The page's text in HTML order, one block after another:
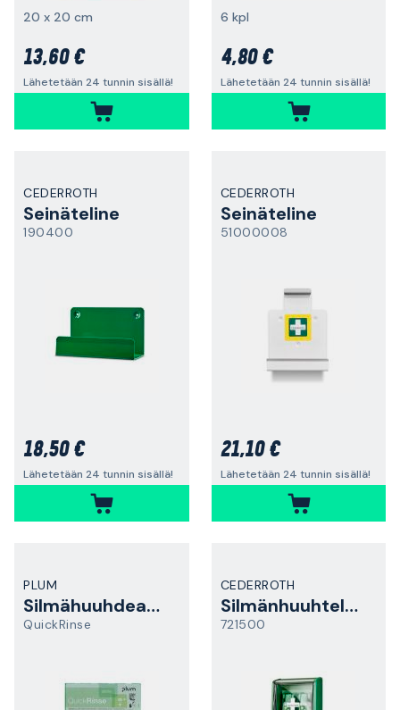
20 x 20 cm
13,60 €
Lähetetään 24 tunnin sisällä!
6 kpl
4,80 €
Lähetetään 24 tunnin sisällä!
CEDERROTH
Seinäteline
190400
18,50 €
Lähetetään 24 tunnin sisällä!
CEDERROTH
Seinäteline
51000008
21,10 €
Lähetetään 24 tunnin sisällä!
PLUM
Silmähuuhdeampulli
QuickRinse
CEDERROTH
Silmänhuuhteluasema
721500